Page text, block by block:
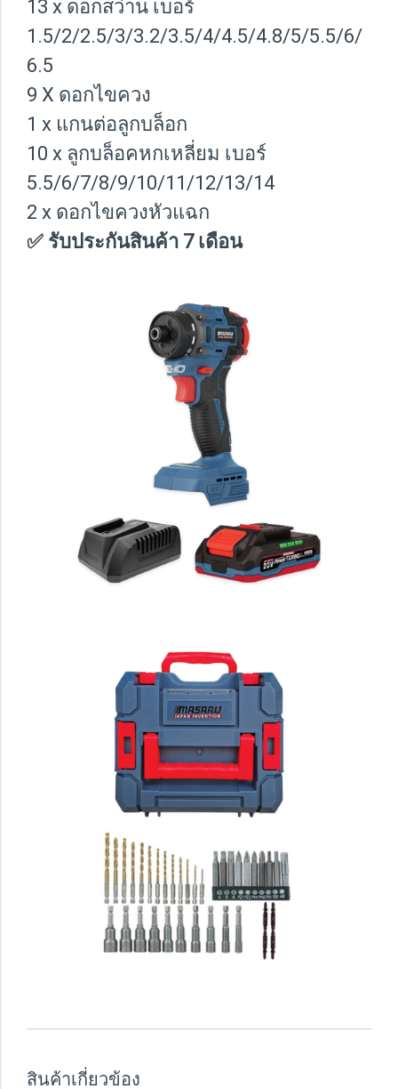
13 x ดอกสว่าน เบอร์
1.5/2/2.5/3/3.2/3.5/4/4.5/4.8/5/5.5/6/
6.5
9 X ดอกไขควง
1 x แกนต่อลูกบล็อก
10 x ลูกบล็อคหกเหลี่ยม เบอร์
5.5/6/7/8/9/10/11/12/13/14
2 x ดอกไขควงหัวแฉก
✅ รับประกันสินค้า 7 เดือน
สินค้าเกี่ยวข้อง